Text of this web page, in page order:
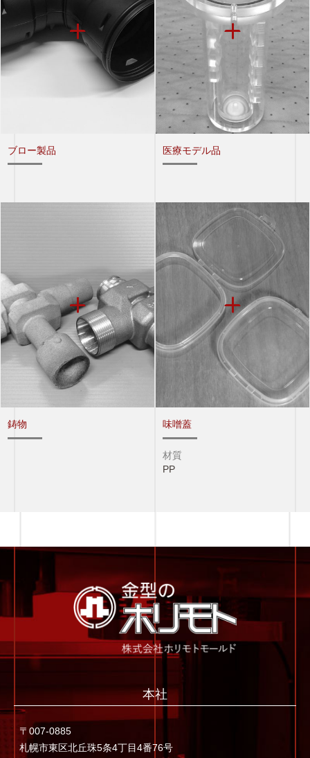
ブロー製品 医療モデル品
鋳物 味噌蓋
材質
PP
本社
〒007-0885
札幌市東区北丘珠5条4丁目4番76号